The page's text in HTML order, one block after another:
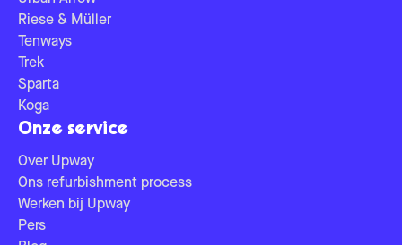
Riese & Müller
Tenways
Trek
Sparta
Koga
Onze service
Over Upway
Ons refurbishment process
Werken bij Upway
Pers